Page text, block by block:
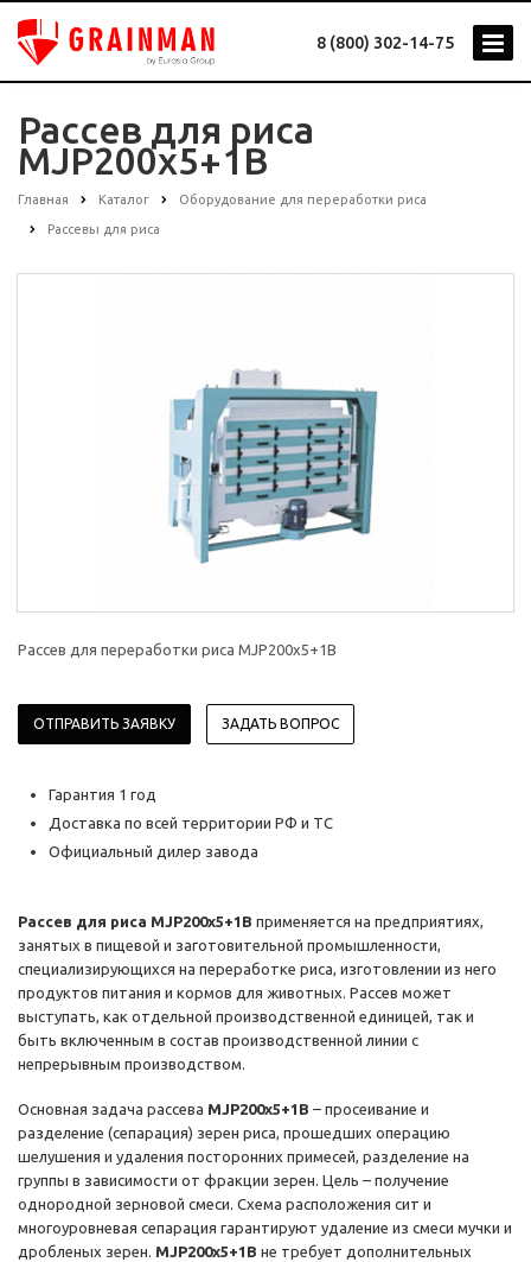
8 (800) 302-14-75
Рассев для риса
MJP200x5+1B
Главная Каталог Оборудование для переработки риса
Рассевы для риса
Рассев для переработки риса MJP200x5+1B
ОТПРАВИТЬ ЗАЯВКУ ЗАДАТЬ ВОПРОС
Гарантия 1 год
Доставка по всей территории РФ и ТС
Официальный дилер завода
Рассев для риса MJP200x5+1B применяется на предприятиях,
занятых в пищевой и заготовительной промышленности,
специализирующихся на переработке риса, изготовлении из него
продуктов питания и кормов для животных. Рассев может
выступать, как отдельной производственной единицей, так и
быть включенным в состав производственной линии с
непрерывным производством.
Основная задача рассева MJP200x5+1B – просеивание и
разделение (сепарация) зерен риса, прошедших операцию
шелушения и удаления посторонних примесей, разделение на
группы в зависимости от фракции зерен. Цель – получение
однородной зерновой смеси. Схема расположения сит и
многоуровневая сепарация гарантируют удаление из смеси мучки и
дробленых зерен. MJP200x5+1B не требует дополнительных